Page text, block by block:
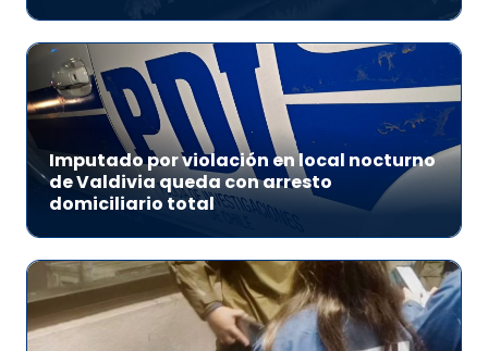
Imputado por violación en local nocturno
de Valdivia queda con arresto
domiciliario total